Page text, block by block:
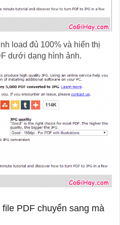
load đủ 100% và hiển thị
dưới dạng hình ảnh.
PDF chuyển sang mà